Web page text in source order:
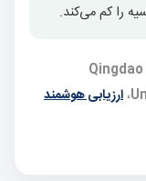
دانشگاه Qingdao
، ارزیابی هوشمند